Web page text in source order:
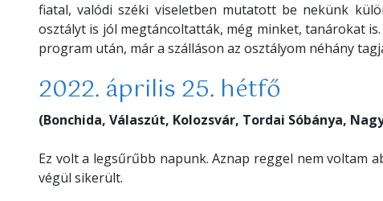
fiatal, valódi széki viseletben mutatott be nekünk
osztályt is jól megtáncoltatták, még minket, tanárokat
program után, már a szálláson az osztályom néhány
2022. április 25. hétfő
(Bonchida, Válaszút, Kolozsvár, Tordai Sóbánya,
Ez volt a legsűrűbb napunk. Aznap reggel nem voltam
végül sikerült.